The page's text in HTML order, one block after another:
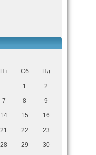
Пт Сб Нд
1 2
7 8 9
14 15 16
21 22 23
28 29 30